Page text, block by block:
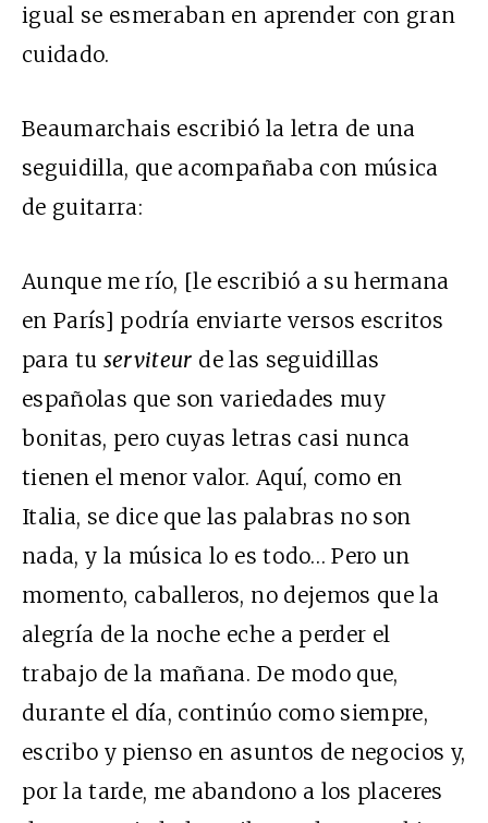
igual se esmeraban en aprender con gran
cuidado.
Beaumarchais escribió la letra de una
seguidilla, que acompañaba con música
de guitarra:
Aunque me río, [le escribió a su hermana
en París] podría enviarte versos escritos
para tu serviteur de las seguidillas
españolas que son variedades muy
bonitas, pero cuyas letras casi nunca
tienen el menor valor. Aquí, como en
Italia, se dice que las palabras no son
nada, y la música lo es todo… Pero un
momento, caballeros, no dejemos que la
alegría de la noche eche a perder el
trabajo de la mañana. De modo que,
durante el día, continúo como siempre,
escribo y pienso en asuntos de negocios y,
por la tarde, me abandono a los placeres